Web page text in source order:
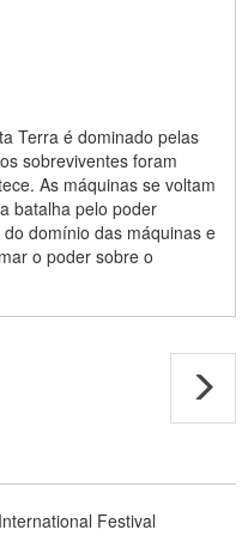
Terra é dominado pelas
sobreviventes foram
As máquinas se voltam
batalha pelo poder
domínio das máquinas e
o poder sobre o
Festival